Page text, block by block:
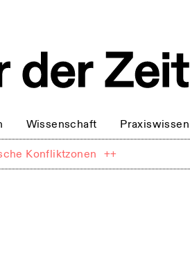
Wissenschaft Praxiswissen
Konfliktzonen ++